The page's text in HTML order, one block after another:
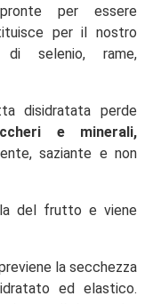
per essere
per il nostro
di selenio, rame,
disidratata perde
e minerali,
saziante e non
del frutto e viene
la secchezza
ed elastico.